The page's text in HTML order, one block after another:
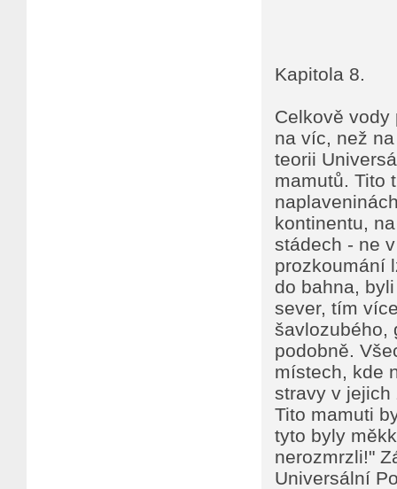
Kapitola 8.
Celkově vody
na víc, než
teorii
mamutů. Tito
kontinentu,
stádech - ne
prozkoumání
do bahna,
sever, tím
šavlozubého,
podobně.
místech, kde
stravy v jejich
Tito mamuti
tyto byly
nerozmrzli!"
Universální